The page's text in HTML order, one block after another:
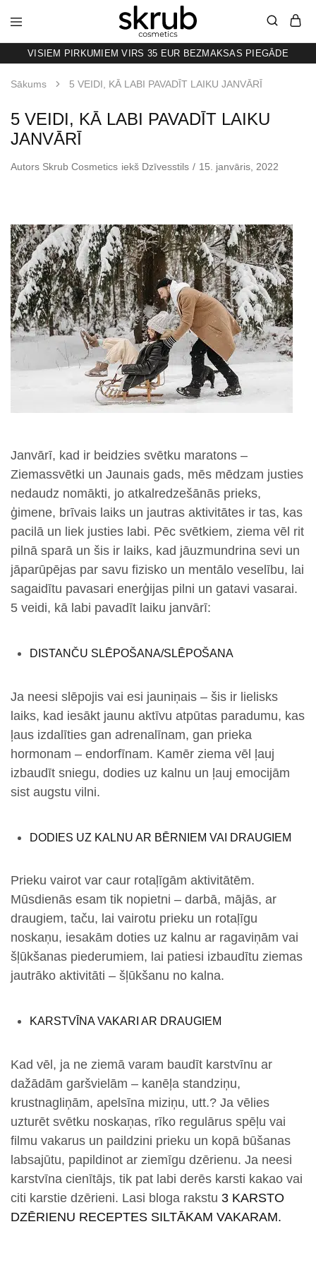
SKRUB
KAFIJAS
SKRUBIS
RAŽOTS
LATVIJĀ
VISIEM PIRKUMIEM VIRS 35 EUR BEZMAKSAS PIEGĀDE
Sākums 5 VEIDI, KĀ LABI PAVADĪT LAIKU JANVĀRĪ
5 VEIDI, KĀ LABI PAVADĪT LAIKU
JANVĀRĪ
Autors Skrub Cosmetics iekš Dzīvesstils 15. janvāris, 2022
Janvārī, kad ir beidzies svētku maratons –
Ziemassvētki un Jaunais gads, mēs mēdzam justies
nedaudz nomākti, jo atkalredzešānās prieks,
ģimene, brīvais laiks un jautras aktivitātes ir tas, kas
pacilā un liek justies labi. Pēc svētkiem, ziema vēl rit
pilnā sparā un šis ir laiks, kad jāuzmundrina sevi un
jāparūpējas par savu fizisko un mentālo veselību, lai
sagaidītu pavasari enerģijas pilni un gatavi vasarai.
5 veidi, kā labi pavadīt laiku janvārī:
DISTANČU SLĒPOŠANA/SLĒPOŠANA
Ja neesi slēpojis vai esi jauniņais – šis ir lielisks
laiks, kad iesākt jaunu aktīvu atpūtas paradumu, kas
ļaus izdalīties gan adrenalīnam, gan prieka
hormonam – endorfīnam. Kamēr ziema vēl ļauj
izbaudīt sniegu, dodies uz kalnu un ļauj emocijām
sist augstu vilni.
DODIES UZ KALNU AR BĒRNIEM VAI DRAUGIEM
Prieku vairot var caur rotaļīgām aktivitātēm.
Mūsdienās esam tik nopietni – darbā, mājās, ar
draugiem, taču, lai vairotu prieku un rotaļīgu
noskaņu, iesakām doties uz kalnu ar ragaviņām vai
šļūkšanas piederumiem, lai patiesi izbaudītu ziemas
jautrāko aktivitāti – šļūkšanu no kalna.
KARSTVĪNA VAKARI AR DRAUGIEM
Kad vēl, ja ne ziemā varam baudīt karstvīnu ar
dažādām garšvielām – kanēļa standziņu,
krustnagliņām, apelsīna miziņu, utt.? Ja vēlies
uzturēt svētku noskaņas, rīko regulārus spēļu vai
filmu vakarus un paildzini prieku un kopā būšanas
labsajūtu, papildinot ar ziemīgu dzērienu. Ja neesi
karstvīna cienītājs, tik pat labi derēs karsti kakao vai
citi karstie dzērieni. Lasi bloga rakstu 3 KARSTO
DZĒRIENU RECEPTES SILTĀKAM VAKARAM.